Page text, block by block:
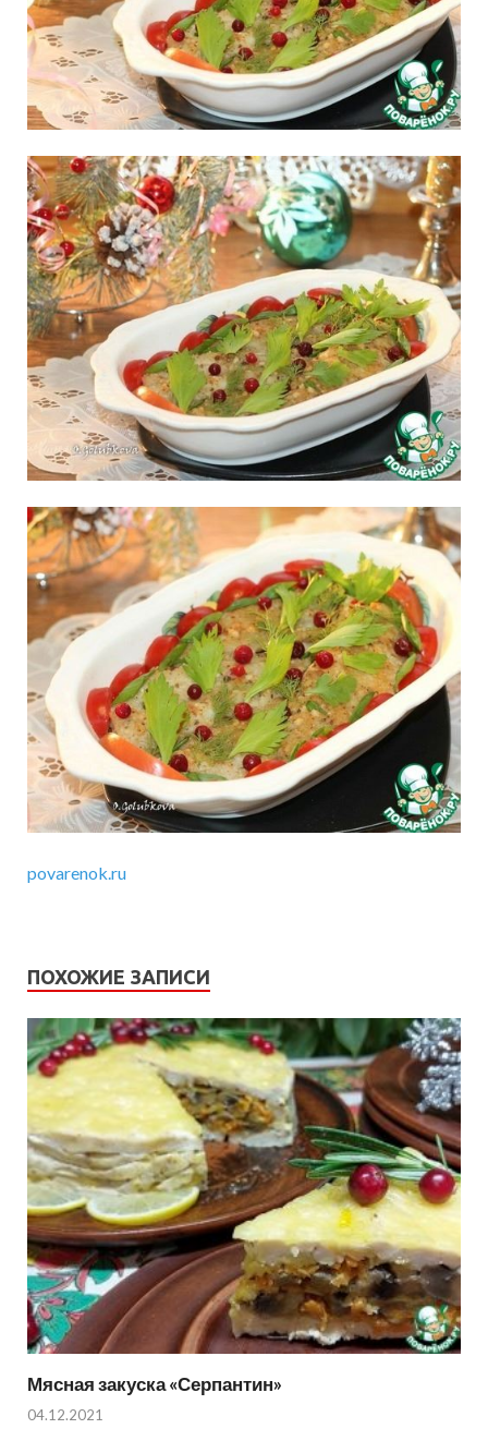
povarenok.ru
ПОХОЖИЕ ЗАПИСИ
Мясная закуска «Серпантин»
04.12.2021